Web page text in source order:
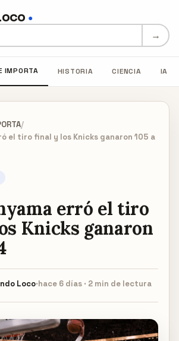
●
Loco →
IMPORTA HISTORIA CIENCIA IA
/
el tiro final y los Knicks ganaron 105 a
erró el tiro
Knicks ganaron
Loco·hace 6 días · 2 min de lectura